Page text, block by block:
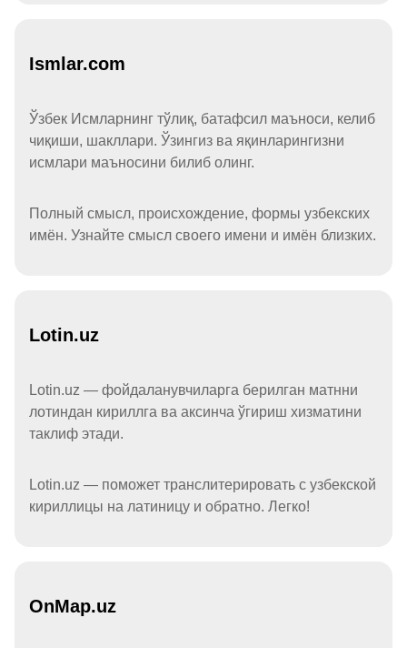
Ismlar.com
Ўзбек Исмларнинг тўлиқ, батафсил маъноси, келиб
чиқиши, шакллари. Ўзингиз ва яқинларингизни
исмлари маъносини билиб олинг.
Полный смысл, происхождение, формы узбекских
имён. Узнайте смысл своего имени и имён близких.
Lotin.uz
Lotin.uz — фойдаланувчиларга берилган матнни
лотиндан кириллга ва аксинча ўгириш хизматини
таклиф этади.
Lotin.uz — поможет транслитерировать с узбекской
кириллицы на латиницу и обратно. Легко!
OnMap.uz